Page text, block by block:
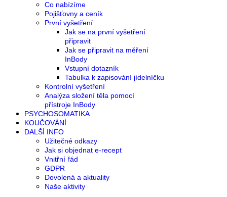
Co nabízíme
Pojišťovny a ceník
První vyšetření
Jak se na první vyšetření
připravit
Jak se připravit na měření
InBody
Vstupní dotazník
Tabulka k zapisování jídelníčku
Kontrolní vyšetření
Analýza složení těla pomocí
přístroje InBody
PSYCHOSOMATIKA
KOUČOVÁNÍ
DALŠÍ INFO
Užitečné odkazy
Jak si objednat e-recept
Vnitřní řád
GDPR
Dovolená a aktuality
Naše aktivity